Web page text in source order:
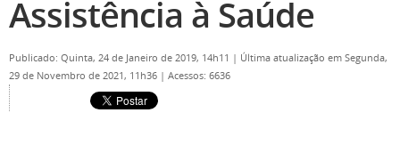
Assistência à Saúde
Publicado: Quinta, 24 de Janeiro de 2019, 14h11 | Última atualização em Segunda,
29 de Novembro de 2021, 11h36 | Acessos: 6636